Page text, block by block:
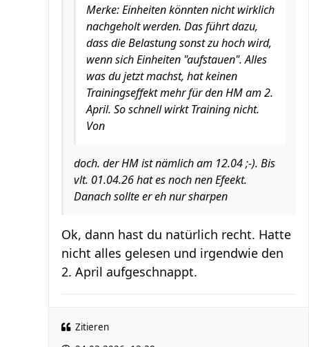
Merke: Einheiten könnten nicht wirklich
nachgeholt werden. Das führt dazu,
dass die Belastung sonst zu hoch wird,
wenn sich Einheiten "aufstauen". Alles
was du jetzt machst, hat keinen
Trainingseffekt mehr für den HM am 2.
April. So schnell wirkt Training nicht.
Von
doch. der HM ist nämlich am 12.04 ;-). Bis
vlt. 01.04.26 hat es noch nen Efeekt.
Danach sollte er eh nur sharpen
Ok, dann hast du natürlich recht. Hatte
nicht alles gelesen und irgendwie den
2. April aufgeschnappt.
Zitieren